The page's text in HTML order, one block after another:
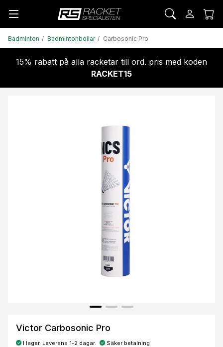
Badminton Badmintonbollar Carbosonic Pro
15% rabatt på alla racketar till ord. pris med koden
RACKET15
Victor Carbosonic Pro
I lager. Leverans 1-2 dagar. Säker betalning